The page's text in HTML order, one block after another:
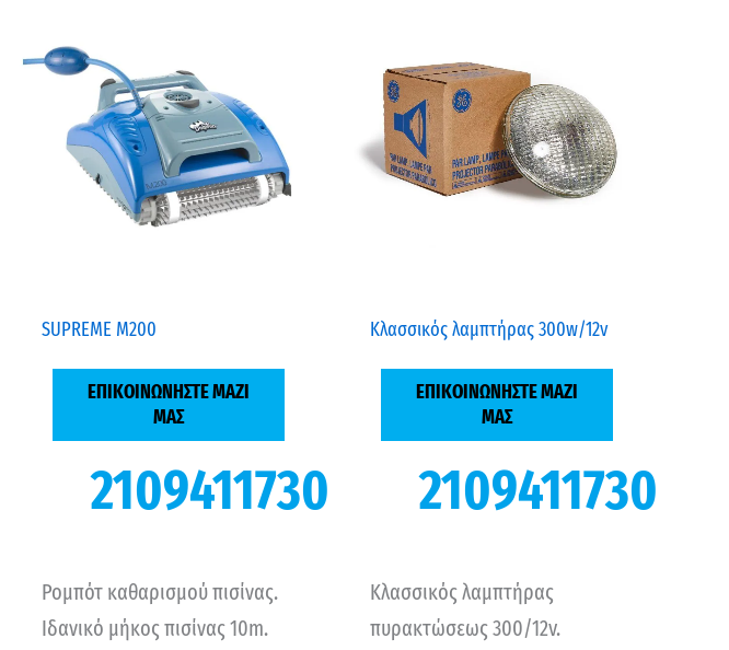
SUPREME M200
ΕΠΙΚΟΙΝΩΝΗΣΤΕ ΜΑΖΙ
ΜΑΣ
2109411730
Ρομπότ καθαρισμού πισίνας.
Ιδανικό μήκος πισίνας 10m.
Κλασσικός λαμπτήρας 300w/12v
ΕΠΙΚΟΙΝΩΝΗΣΤΕ ΜΑΖΙ
ΜΑΣ
2109411730
Κλασσικός λαμπτήρας
πυρακτώσεως 300/12v.